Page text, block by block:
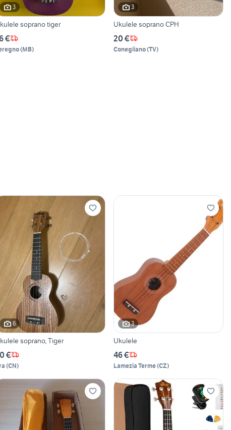
3
soprano tiger
€
(MB)
3
Ukulele soprano CPH
20 €
Conegliano(TV)
6
soprano, Tiger
€
(CN)
3
Ukulele
46 €
Lamezia Terme(CZ)